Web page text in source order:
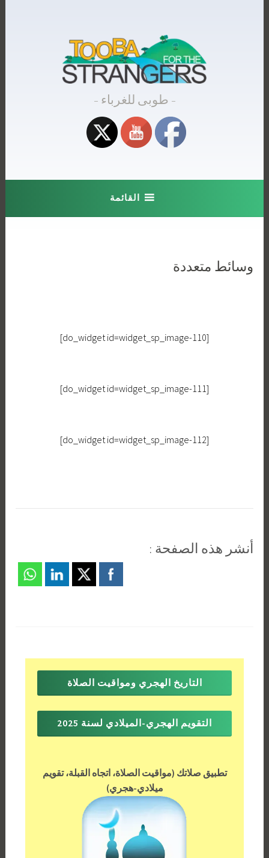
طوبى للغرباء
القائمة
وسائط متعددة
[do_widget id=widget_sp_image-110]
[do_widget id=widget_sp_image-111]
[do_widget id=widget_sp_image-112]
أنشر هذه الصفحة :
التاريخ الهجري ومواقيت الصلاة
التقويم الهجري-الميلادي لسنة 2025
تطبيق صلاتك (مواقيت الصلاة، اتجاه القبلة، تقويم
ميلادي-هجري)